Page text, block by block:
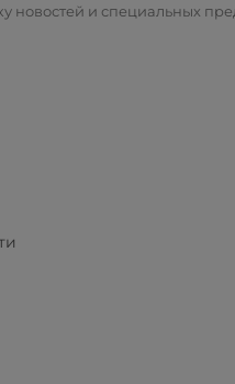
новостей и специальных